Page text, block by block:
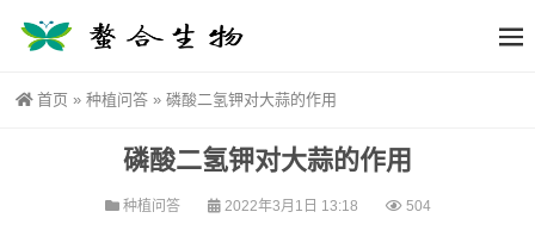
首页 » 种植问答 » 磷酸二氢钾对大蒜的作用
磷酸二氢钾对大蒜的作用
种植问答 2022年3月1日 13:18 504